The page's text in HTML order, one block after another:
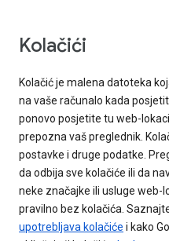
Kolačići
Kolačić je malena datoteka
na vaše računalo kada
ponovo posjetite tu web-
prepozna vaš preglednik.
postavke i druge podatke.
da odbija sve kolačiće ili da
neke značajke ili usluge web-
pravilno bez kolačića.
upotrebljava kolačiće i kako